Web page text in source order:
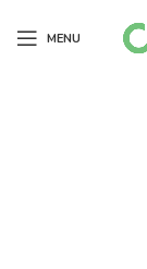
MENU